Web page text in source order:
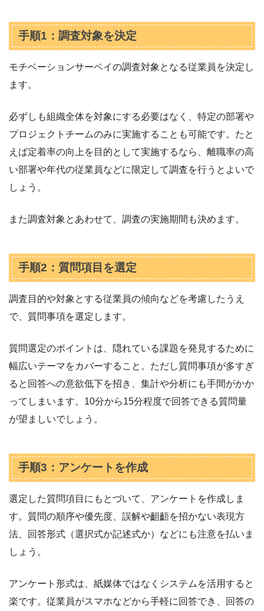
手順1：調査対象を決定
モチベーションサーベイの調査対象となる従業員を決定し
ます。
必ずしも組織全体を対象にする必要はなく、特定の部署や
プロジェクトチームのみに実施することも可能です。たと
えば定着率の向上を目的として実施するなら、離職率の高
い部署や年代の従業員などに限定して調査を行うとよいで
しょう。
また調査対象とあわせて、調査の実施期間も決めます。
手順2：質問項目を選定
調査目的や対象とする従業員の傾向などを考慮したうえ
で、質問事項を選定します。
質問選定のポイントは、隠れている課題を発見するために
幅広いテーマをカバーすること。ただし質問事項が多すぎ
ると回答への意欲低下を招き、集計や分析にも手間がかか
ってしまいます。10分から15分程度で回答できる質問量
が望ましいでしょう。
手順3：アンケートを作成
選定した質問項目にもとづいて、アンケートを作成しま
す。質問の順序や優先度、誤解や齟齬を招かない表現方
法、回答形式（選択式か記述式か）などにも注意を払いま
しょう。
アンケート形式は、紙媒体ではなくシステムを活用すると
楽です。従業員がスマホなどから手軽に回答でき、回答の